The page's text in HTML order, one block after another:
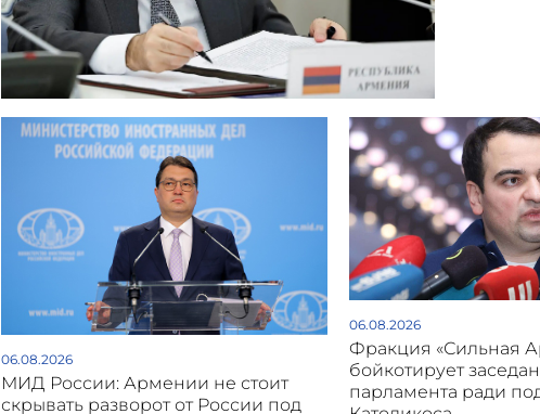
06.08.2026
МИД России: Армении не стоит
скрывать разворот от России под
06.08.2026
Фракция «Сильная
бойкотирует
парламента ради